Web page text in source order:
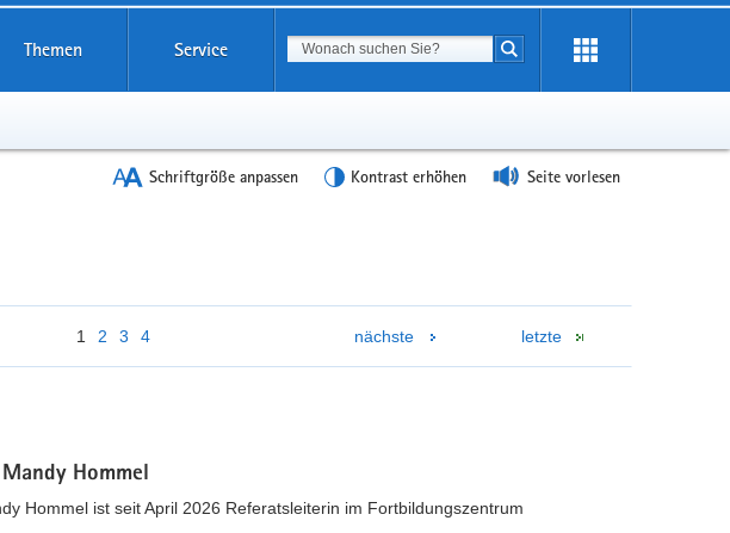
Themen Service Suchbegriff
Suche starten
Schriftgröße anpassen Kontrast erhöhen Seite vorlesen
1 2 3 4 nächste letzte
Hommel
Hommel ist seit April 2026 Referatsleiterin im Fortbildungszentrum